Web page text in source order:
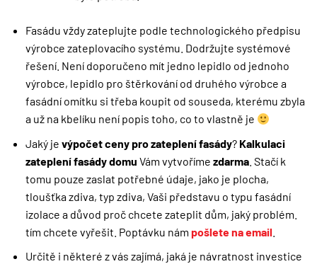
Fasádu vždy zateplujte podle technologického předpisu
výrobce zateplovacího systému. Dodržujte systémové
řešení. Není doporučeno mít jedno lepidlo od jednoho
výrobce, lepidlo pro štěrkování od druhého výrobce a
fasádní omítku si třeba koupit od souseda, kterému zbyla
a už na kbelíku není popis toho, co to vlastně je
Jaký je výpočet ceny pro zateplení fasády? Kalkulaci
zateplení fasády domu Vám vytvoříme zdarma. Stačí k
tomu pouze zaslat potřebné údaje, jako je plocha,
tloušťka zdiva, typ zdiva, Vaši představu o typu fasádní
izolace a důvod proč chcete zateplit dům, jaký problém.
tím chcete vyřešit. Poptávku nám pošlete na email
Určitě i některé z vás zajímá, jaká je návratnost investice